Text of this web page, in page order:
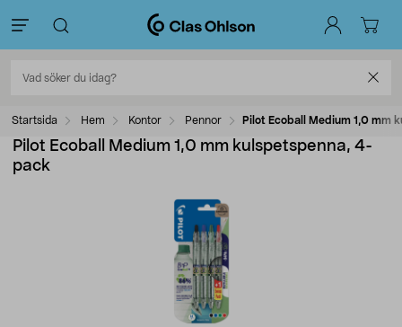
Startsida Hem Kontor Pennor Pilot Ecoball Medium 1,0 mm
Pilot Ecoball Medium 1,0 mm kulspetspenna, 4-
pack